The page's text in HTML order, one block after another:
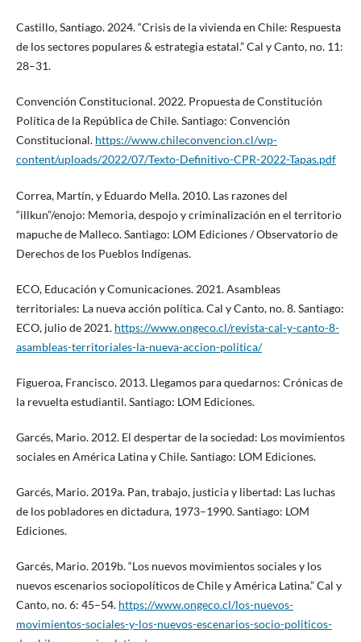
Castillo, Santiago. 2024. “Crisis de la vivienda en Chile: Respuesta
de los sectores populares & estrategia estatal.” Cal y Canto, no. 11:
28–31.
Convención Constitucional. 2022. Propuesta de Constitución
Política de la República de Chile. Santiago: Convención
Constitucional. https://www.chileconvencion.cl/wp-
content/uploads/2022/07/Texto-Definitivo-CPR-2022-Tapas.pdf
Correa, Martín, y Eduardo Mella. 2010. Las razones del
“illkun”/enojo: Memoria, despojo y criminalización en el territorio
mapuche de Malleco. Santiago: LOM Ediciones / Observatorio de
Derechos de los Pueblos Indígenas.
ECO, Educación y Comunicaciones. 2021. Asambleas
territoriales: La nueva acción política. Cal y Canto, no. 8. Santiago:
ECO, julio de 2021. https://www.ongeco.cl/revista-cal-y-canto-8-
asambleas-territoriales-la-nueva-accion-politica/
Figueroa, Francisco. 2013. Llegamos para quedarnos: Crónicas de
la revuelta estudiantil. Santiago: LOM Ediciones.
Garcés, Mario. 2012. El despertar de la sociedad: Los movimientos
sociales en América Latina y Chile. Santiago: LOM Ediciones.
Garcés, Mario. 2019a. Pan, trabajo, justicia y libertad: Las luchas
de los pobladores en dictadura, 1973–1990. Santiago: LOM
Ediciones.
Garcés, Mario. 2019b. “Los nuevos movimientos sociales y los
nuevos escenarios sociopolíticos de Chile y América Latina.” Cal y
Canto, no. 6: 45–54. https://www.ongeco.cl/los-nuevos-
movimientos-sociales-y-los-nuevos-escenarios-socio-politicos-